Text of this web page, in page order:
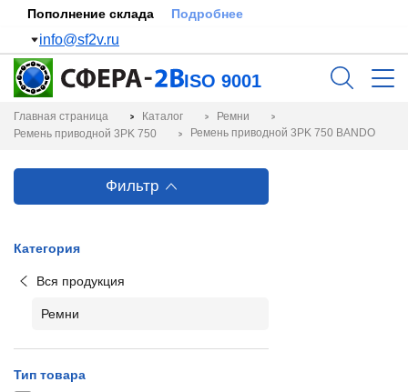
Пополнение склада Подробнее
info@sf2v.ru
ISO 9001
Главная страница Каталог
Ремни
Ремень приводной 3PK 750
Ремень приводной 3PK 750 BANDO
Фильтр
Категория
Вся продукция
Ремни
Тип товара